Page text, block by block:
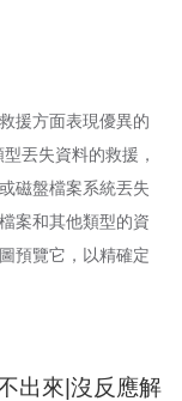
援方面表現優異的
丟失資料的救援，
磁盤檔案系統丟失
案和其他類型的資
預覽它，以精確定
出來|沒反應解